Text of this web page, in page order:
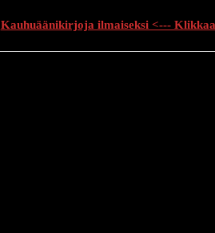
Kauhuäänikirjoja ilmaiseksi <---